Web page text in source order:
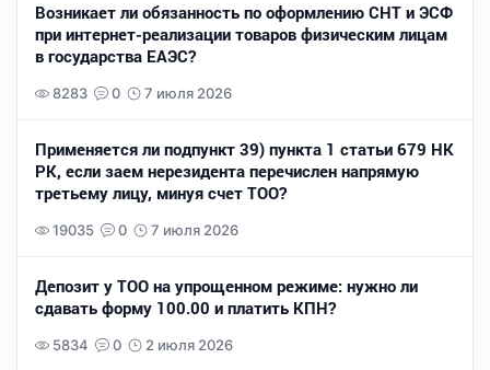
Возникает ли обязанность по оформлению СНТ и ЭСФ
при интернет-реализации товаров физическим лицам
в государства ЕАЭС?
8283 0 7 июля 2026
Применяется ли подпункт 39) пункта 1 статьи 679 НК
РК, если заем нерезидента перечислен напрямую
третьему лицу, минуя счет ТОО?
19035 0 7 июля 2026
Депозит у ТОО на упрощенном режиме: нужно ли
сдавать форму 100.00 и платить КПН?
5834 0 2 июля 2026